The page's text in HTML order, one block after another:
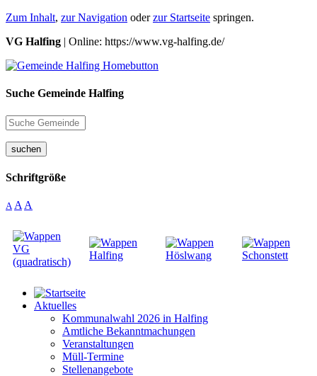
Zum Inhalt, zur Navigation oderzur Startseite springen.
VG Halfing | Online: https://www.vg-halfing.de/
Suche Gemeinde Halfing
suchen
Schriftgröße
A A A
Aktuelles
Kommunalwahl 2026 in Halfing
Amtliche Bekanntmachungen
Veranstaltungen
Müll-Termine
Stellenangebote